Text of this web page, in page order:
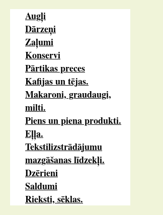
Augļi
Dārzeņi
Zaļumi
Konservi
Pārtikas preces
Kafijas un tējas.
Makaroni, graudaugi,
milti.
Piens un piena produkti.
Eļļa.
Tekstilizstrādājumu
mazgāšanas līdzekļi.
Dzērieni
Saldumi
Rieksti, sēklas.